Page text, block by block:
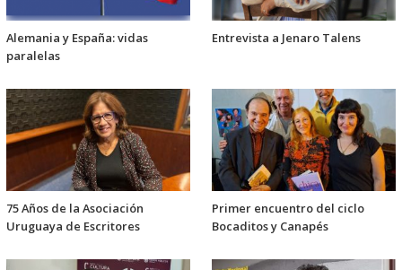
Alemania y España: vidas
paralelas
Entrevista a Jenaro Talens
75 Años de la Asociación
Uruguaya de Escritores
Primer encuentro del ciclo
Bocaditos y Canapés